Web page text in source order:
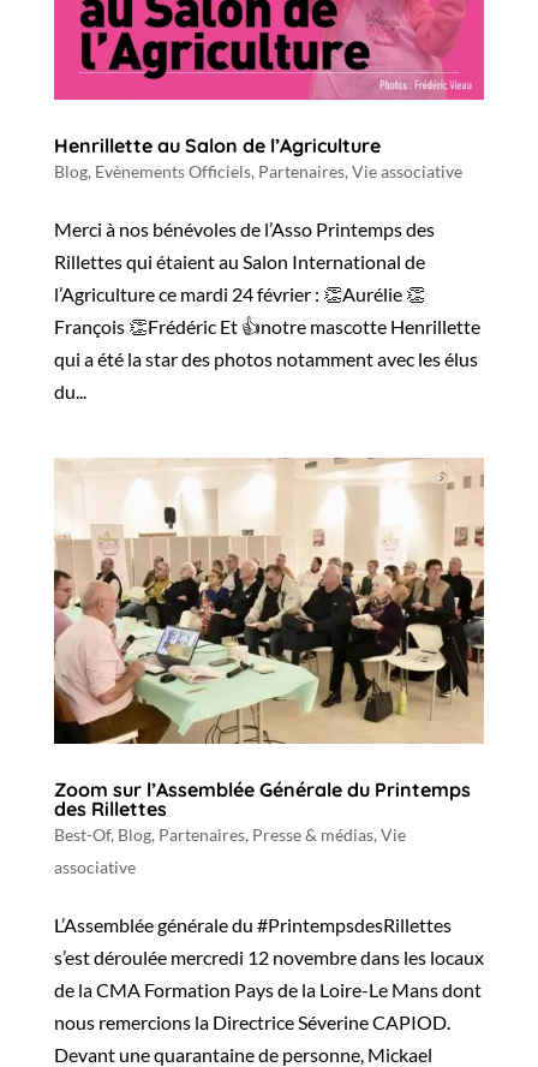
Henrillette au Salon de l’Agriculture
Blog, Evènements Officiels, Partenaires, Vie associative
Merci à nos bénévoles de l’Asso Printemps des
Rillettes qui étaient au Salon International de
l’Agriculture ce mardi 24 février : 👏Aurélie 👏
François 👏Frédéric Et 👍notre mascotte Henrillette
qui a été la star des photos notamment avec les élus
du...
Zoom sur l’Assemblée Générale du Printemps
des Rillettes
Best-Of, Blog, Partenaires, Presse & médias,Vie
associative
L’Assemblée générale du #PrintempsdesRillettes
s’est déroulée mercredi 12 novembre dans les locaux
de la CMA Formation Pays de la Loire-Le Mans dont
nous remercions la Directrice Séverine CAPIOD.
Devant une quarantaine de personne, Mickael